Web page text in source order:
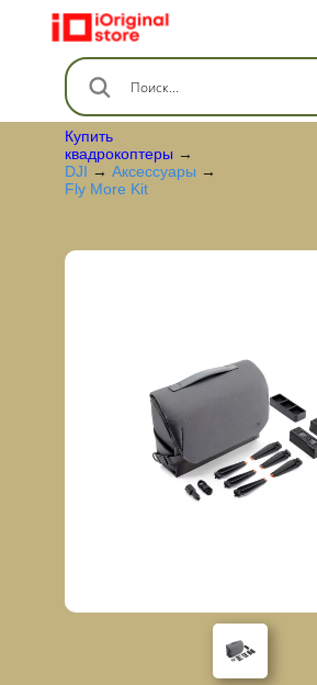
Купить
квадрокоптеры →
DJI → Аксессуары →
Fly More Kit